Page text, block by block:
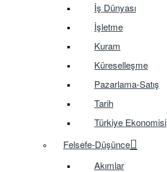
İş Dünyası
İşletme
Kuram
Küreselleşme
Pazarlama-Satış
Tarih
Türkiye Ekonomisi
Felsefe-Düşünce
Akımlar